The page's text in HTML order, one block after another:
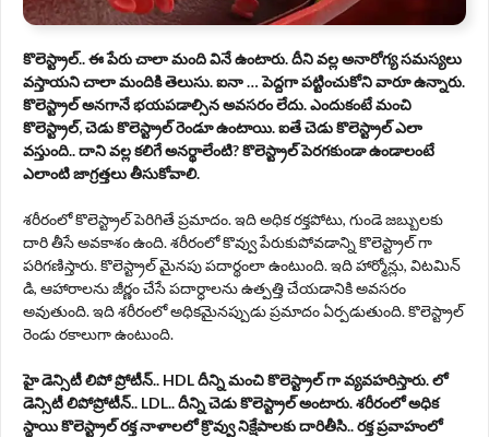
కొలెస్ట్రాల్.. ఈ పేరు చాలా మంది వినే ఉంటారు. దీని వల్ల అనారోగ్య సమస్యలు
వస్తాయని చాలా మందికి తెలుసు. ఐనా … పెద్దగా పట్టించుకోని వారూ ఉన్నారు.
కొలెస్ట్రాల్ అనగానే భయపడాల్సిన అవసరం లేదు. ఎందుకంటే మంచి
కొలెస్ట్రాల్, చెడు కొలెస్ట్రాల్ రెండూ ఉంటాయి. ఐతే చెడు కొలెస్ట్రాల్ ఎలా
వస్తుంది.. దాని వల్ల కలిగే అనర్థాలేంటి? కొలెస్ట్రాల్ పెరగకుండా ఉండాలంటే
ఎలాంటి జాగ్రత్తలు తీసుకోవాలి.
శరీరంలో కొలెస్ట్రాల్ పెరిగితే ప్రమాదం. ఇది అధిక రక్తపోటు, గుండె జబ్బులకు
దారి తీసే అవకాశం ఉంది. శరీరంలో కొవ్వు పేరుకుపోవడాన్ని కొలెస్ట్రాల్ గా
పరిగణిస్తారు. కొలెస్ట్రాల్ మైనపు పదార్థంలా ఉంటుంది. ఇది హార్మోన్లు, విటమిన్
డి, ఆహారాలను జీర్ణం చేసే పదార్ధాలను ఉత్పత్తి చేయడానికి అవసరం
అవుతుంది. ఇది శరీరంలో అధికమైనప్పుడు ప్రమాదం ఏర్పడుతుంది. కొలెస్ట్రాల్
రెండు రకాలుగా ఉంటుంది.
హై డెన్సిటీ లిపో ప్రోటీన్.. HDL దీన్ని మంచి కొలెస్ట్రాల్ గా వ్యవహరిస్తారు. లో
డెన్సిటీ లిపోప్రోటీన్.. LDL.. దీన్ని చెడు కొలెస్ట్రాల్ అంటారు. శరీరంలో అధిక
స్థాయి కొలెస్ట్రాల్ రక్త నాళాలలో క్రొవ్వు నిక్షేపాలకు దారితీసి.. రక్త ప్రవాహంలో